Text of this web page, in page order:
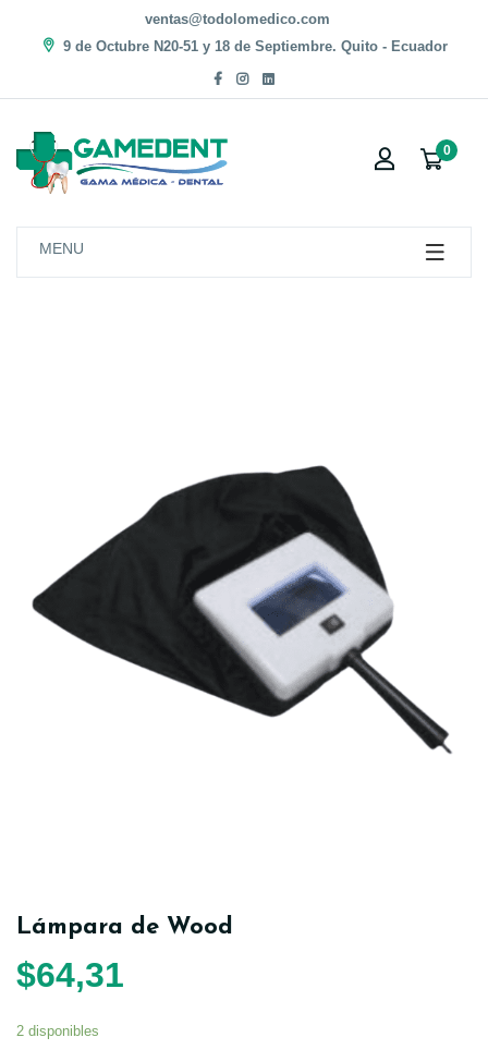
ventas@todolomedico.com
9 de Octubre N20-51 y 18 de Septiembre. Quito - Ecuador
0
MENU
Lámpara de Wood
$64,31
2 disponibles